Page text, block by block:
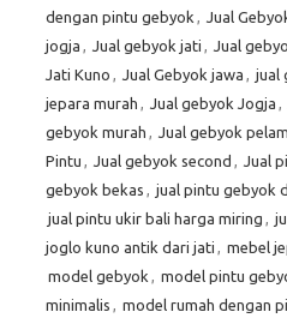
dengan pintu gebyok , Jual
jogja , Jual gebyok jati , Jual
Jati Kuno , Jual Gebyok jawa , jual
jepara murah , Jual gebyok Jogja ,
gebyok murah , Jual gebyok
Pintu , Jual gebyok second , Jual
gebyok bekas , jual pintu gebyok
jual pintu ukir bali harga miring ,
joglo kuno antik dari jati , mebel
model gebyok , model pintu
minimalis , model rumah dengan